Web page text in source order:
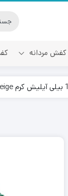
آدیداس
کفش مردانه